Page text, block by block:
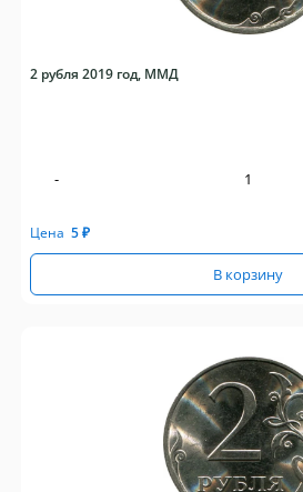
2 рубля 2019 год, ММД
-
Цена 5₽
В корзину